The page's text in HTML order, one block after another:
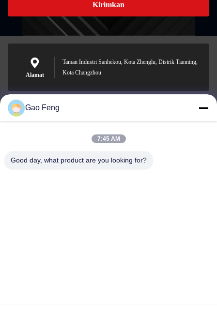
Kirimkan
Alamat
Taman Industri Sanhekou, Kota Zhenglu, Distrik Tianning,
Kota Changzhou
suli@sulidry.com
Gao Feng
7:45 AM
Good day, what product are you looking for?